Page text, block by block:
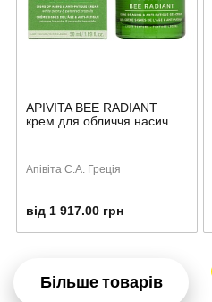
APIVITA BEE RADIANT
крем для обличчя насич...
Апівіта С.А. Греція
від 1 917.00 грн
Більше товарів